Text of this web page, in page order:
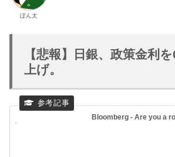
ぽん太
【悲報】日銀、政策金利
上げ。
Bloomberg - Are you a